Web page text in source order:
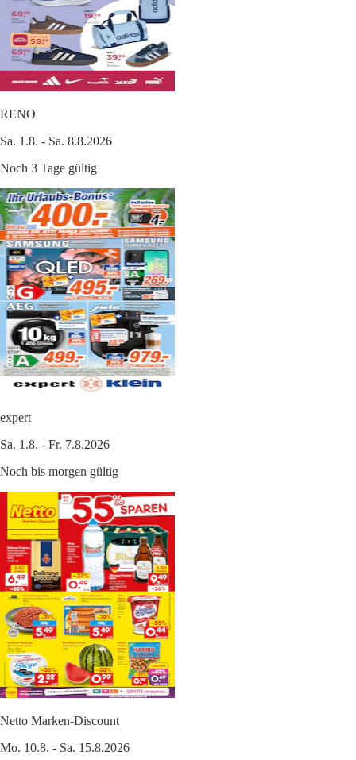
RENO
Sa. 1.8. - Sa. 8.8.2026
Noch 3 Tage gültig
expert
Sa. 1.8. - Fr. 7.8.2026
Noch bis morgen gültig
Netto Marken-Discount
Mo. 10.8. - Sa. 15.8.2026